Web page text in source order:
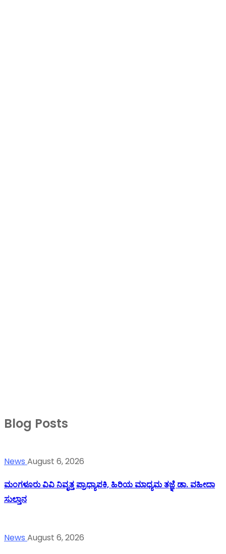
Blog Posts
News August 6, 2026
ಮಂಗಳೂರು ವಿವಿ ನಿವೃತ್ತ ಪ್ರಾಧ್ಯಾಪಕಿ, ಹಿರಿಯ ಮಾಧ್ಯಮ ತಜ್ಞೆ ಡಾ. ವಹೀದಾ
ಸುಲ್ತಾನ
News August 6, 2026